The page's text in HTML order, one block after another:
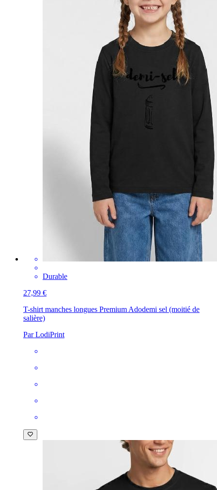
Durable
27,99 €
T-shirt manches longues Premium Adodemi sel (moitié de
salière)
Par LodiPrint